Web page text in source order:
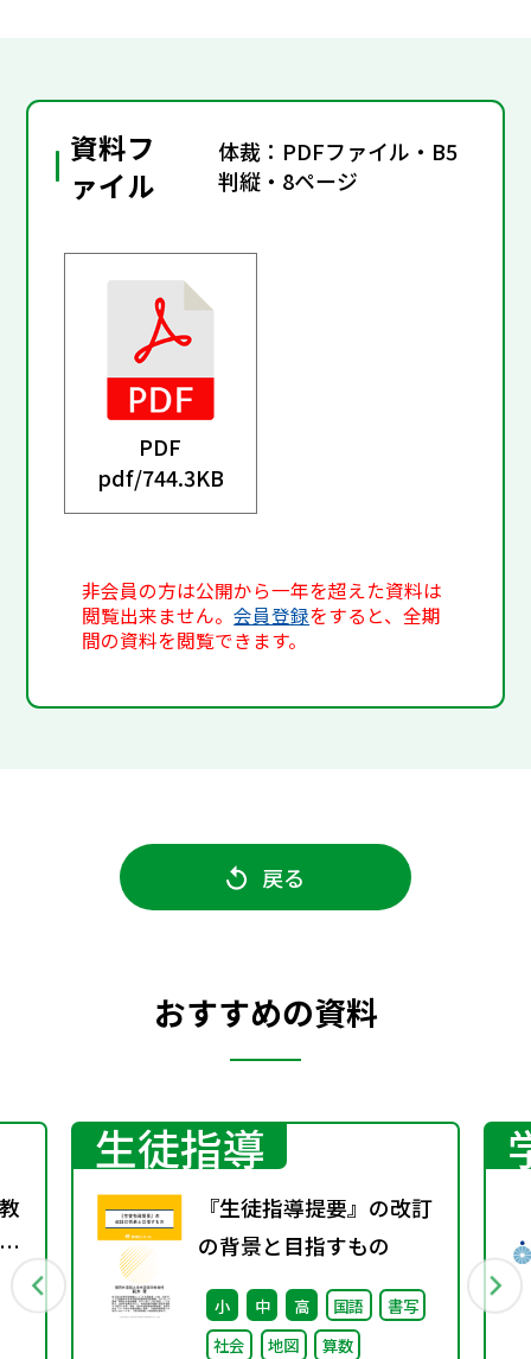
資料フ
ァイル
体裁：PDFファイル・B5
判縦・8ページ
PDF
pdf/744.3KB
非会員の方は公開から一年を超えた資料は
閲覧出来ません。会員登録をすると、全期
間の資料を閲覧できます。
戻る
おすすめの資料
生徒指導
『生徒指導提要』の改訂
の背景と目指すもの
小 中 高 国語
書写
社会
地図 算数